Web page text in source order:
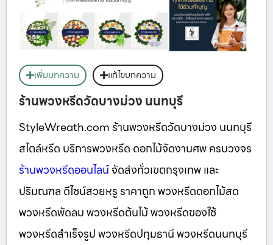
เพิ่มบทความ แก้ไขบทความ
ร้านพวงหรีดวัดบางม่วง นนทบุรี
StyleWreath.com ร้านพวงหรีดวัดบางม่วง นนทบุรี
สไตล์หรีด บริการพวงหรีด ดอกไม้จัดงานศพ ครบวงจร
ร้านพวงหรีดออนไลน์จัดส่งทั่วเขตกรุงเทพ และ
ปริมณฑล ดีไซน์สวยหรู ราคาถูก พวงหรีดดอกไม้สด
พวงหรีดพัดลม พวงหรีดต้นไม้ พวงหรีดของใช้
พวงหรีดสำเร็จรูป พวงหรีดปทุมธานี พวงหรีดนนทบุรี